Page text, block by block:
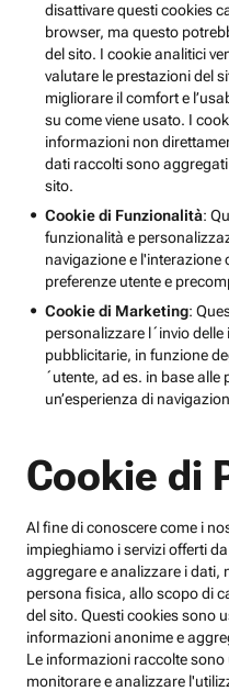
disattivare questi cookies
browser, ma questo
del sito. I cookie analitici
valutare le prestazioni del
migliorare il comfort e
su come viene usato. I
informazioni non
dati raccolti sono
sito.
Cookie di Funzionalità:
funzionalità e
navigazione e l'interazione
preferenze utente e
Cookie di Marketing:
personalizzare l´invio
pubblicitarie, in funzione
´utente, ad es. in base alle
un’esperienza di
Cookie di
Al fine di conoscere come i
impieghiamo i servizi offerti
aggregare e analizzare i dati,
persona fisica, allo scopo di
del sito. Questi cookies sono
informazioni anonime e
Le informazioni raccolte
monitorare e analizzare